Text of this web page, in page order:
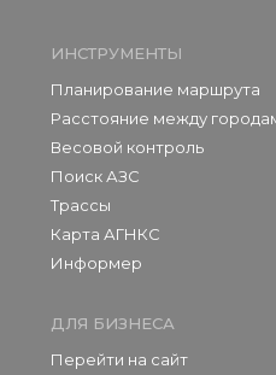
ИНСТРУМЕНТЫ
Планирование маршрута
Расстояние между
Весовой контроль
Поиск АЗС
Трассы
Карта АГНКС
Информер
ДЛЯ БИЗНЕСА
Перейти на сайт